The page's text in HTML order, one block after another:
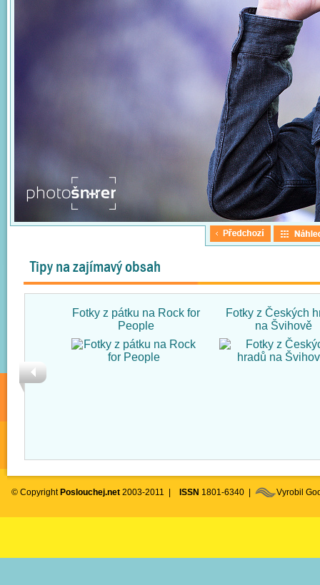
Tipy na zajímavý obsah
Fotky z pátku na Rock for
People
Fotky z Českých
na Švihově
© Copyright Poslouchej.net 2003-2011 | ISSN 1801-6340 | Vyrobil